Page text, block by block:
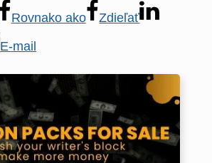
Rovnako ako
Zdieľať
E-mail